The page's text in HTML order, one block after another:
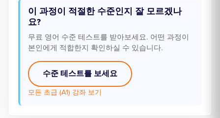
이 과정이 적절한 수준인지 잘 모르겠나
요?
무료 영어 수준 테스트를 받아보세요. 어떤 과정이
본인에게 적합한지 확인하실 수 있습니다.
수준 테스트를 보세요
모든 초급 (A1) 강좌 보기